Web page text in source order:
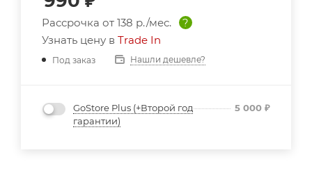
Рассрочка от 138 р./мес.
?
Узнать цену в Trade In
Под заказ Нашли дешевле?
GoStore Plus (+Второй год
гарантии)
5 000 ₽